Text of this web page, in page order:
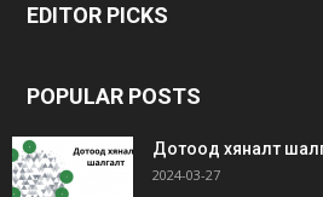
siteler
EDITOR PICKS
POPULAR POSTS
Дотоод хяналт
2024-03-27